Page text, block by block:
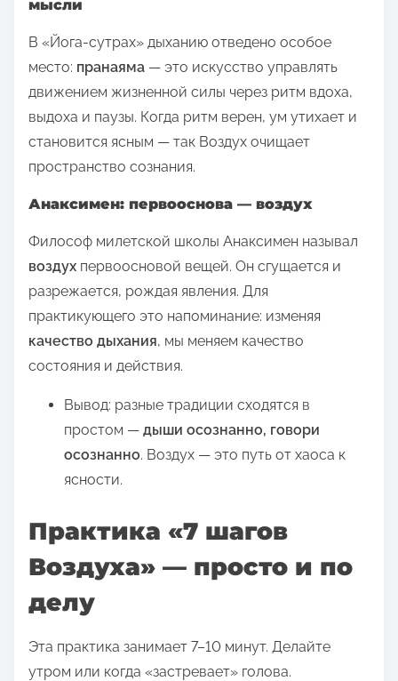
мысли
В «Йога‑сутрах» дыханию отведено особое
место: пранаяма — это искусство управлять
движением жизненной силы через ритм вдоха,
выдоха и паузы. Когда ритм верен, ум утихает и
становится ясным — так Воздух очищает
пространство сознания.
Анаксимен: первооснова — воздух
Философ милетской школы Анаксимен называл
воздух первоосновой вещей. Он сгущается и
разрежается, рождая явления. Для
практикующего это напоминание: изменяя
качество дыхания, мы меняем качество
состояния и действия.
Вывод: разные традиции сходятся в
простом — дыши осознанно, говори
осознанно. Воздух — это путь от хаоса к
ясности.
Практика «7 шагов
Воздуха» — просто и по
делу
Эта практика занимает 7–10 минут. Делайте
утром или когда «застревает» голова.